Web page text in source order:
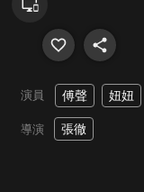
演員 傅聲 妞妞
導演 張徹